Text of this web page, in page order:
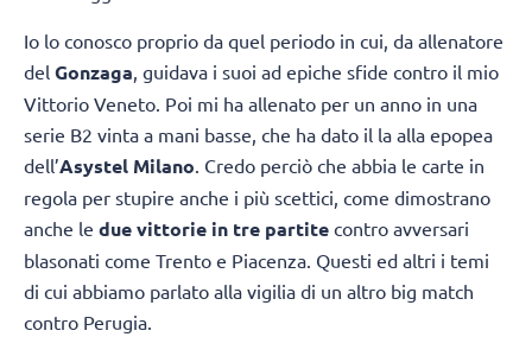
Io lo conosco proprio da quel periodo in cui, da allenatore
del Gonzaga , guidava i suoi ad epiche sfide contro il mio
Vittorio Veneto. Poi mi ha allenato per un anno in una
serie B2 vinta a mani basse, che ha dato il la alla epopea
dell’Asystel Milano . Credo perciò che abbia le carte in
regola per stupire anche i più scettici, come dimostrano
anche le due vittorie in tre partite contro avversari
blasonati come Trento e Piacenza. Questi ed altri i temi
di cui abbiamo parlato alla vigilia di un altro big match
contro Perugia.